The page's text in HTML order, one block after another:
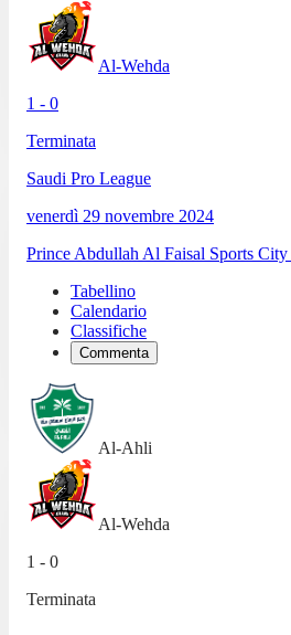
Al-Wehda
1 - 0
Terminata
Saudi Pro League
venerdì 29 novembre 2024
Prince Abdullah Al Faisal Sports City
Tabellino
Calendario
Classifiche
Commenta
Al-Ahli
Al-Wehda
1 - 0
Terminata